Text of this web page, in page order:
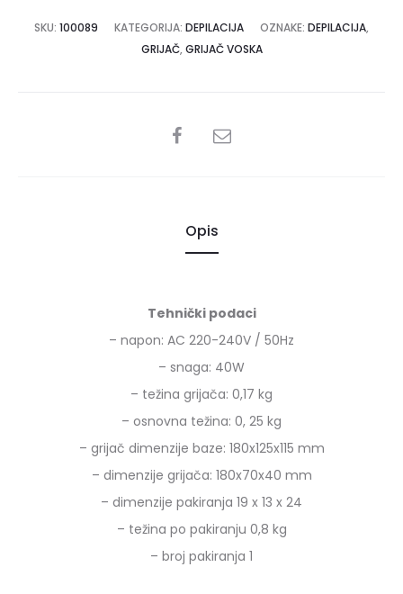
SKU: 100089 KATEGORIJA: DEPILACIJA OZNAKE: DEPILACIJA,
GRIJAČ, GRIJAČ VOSKA
SHARE
Opis
Tehnički podaci
– napon: AC 220-240V / 50Hz
– snaga: 40W
– težina grijača: 0,17 kg
– osnovna težina: 0, 25 kg
– grijač dimenzije baze: 180x125x115 mm
– dimenzije grijača: 180x70x40 mm
– dimenzije pakiranja 19 x 13 x 24
– težina po pakiranju 0,8 kg
– broj pakiranja 1